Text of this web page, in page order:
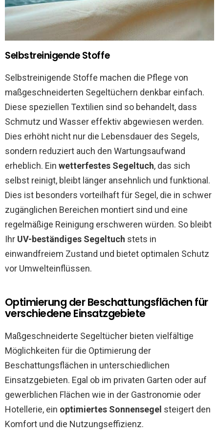
Selbstreinigende Stoffe
Selbstreinigende Stoffe machen die Pflege von
maßgeschneiderten Segeltüchern denkbar einfach.
Diese speziellen Textilien sind so behandelt, dass
Schmutz und Wasser effektiv abgewiesen werden.
Dies erhöht nicht nur die Lebensdauer des Segels,
sondern reduziert auch den Wartungsaufwand
erheblich. Ein wetterfestes Segeltuch, das sich
selbst reinigt, bleibt länger ansehnlich und funktional.
Dies ist besonders vorteilhaft für Segel, die in schwer
zugänglichen Bereichen montiert sind und eine
regelmäßige Reinigung erschweren würden. So bleibt
Ihr UV-beständiges Segeltuch stets in
einwandfreiem Zustand und bietet optimalen Schutz
vor Umwelteinflüssen.
Optimierung der Beschattungsflächen für
verschiedene Einsatzgebiete
Maßgeschneiderte Segeltücher bieten vielfältige
Möglichkeiten für die Optimierung der
Beschattungsflächen in unterschiedlichen
Einsatzgebieten. Egal ob im privaten Garten oder auf
gewerblichen Flächen wie in der Gastronomie oder
Hotellerie, ein optimiertes Sonnensegel steigert den
Komfort und die Nutzungseffizienz.